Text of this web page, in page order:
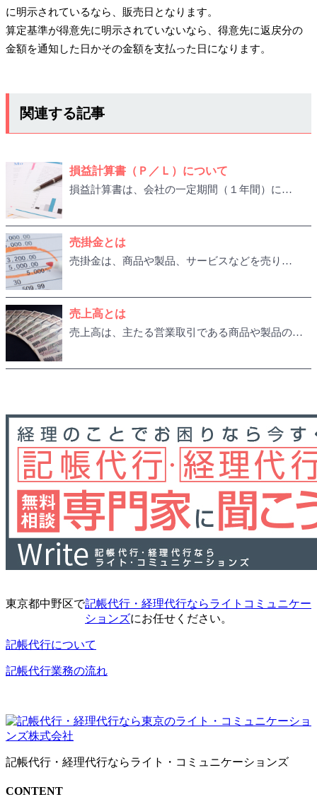
に明示されているなら、販売日となります。
算定基準が得意先に明示されていないなら、得意先に返戻分の
金額を通知した日かその金額を支払った日になります。
関連する記事
損益計算書（Ｐ／Ｌ）について
損益計算書は、会社の一定期間（１年間）に…
売掛金とは
売掛金は、商品や製品、サービスなどを売り…
売上高とは
売上高は、主たる営業取引である商品や製品の…
東京都中野区で記帳代行・経理代行ならライトコミュニケー
ションズにお任せください。
記帳代行について
記帳代行業務の流れ
記帳代行・経理代行ならライト・コミュニケーションズ
CONTENT